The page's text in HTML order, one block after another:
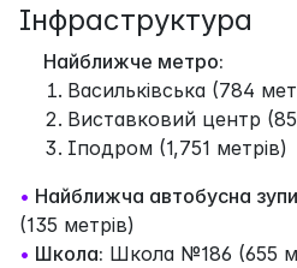
Інфраструктура
Найближче метро:
Васильківська (784
Виставковий центр
Іподром (1,751 метрів)
• Найближча автобусна
(135 метрів)
• Школа: Школа №186 (655